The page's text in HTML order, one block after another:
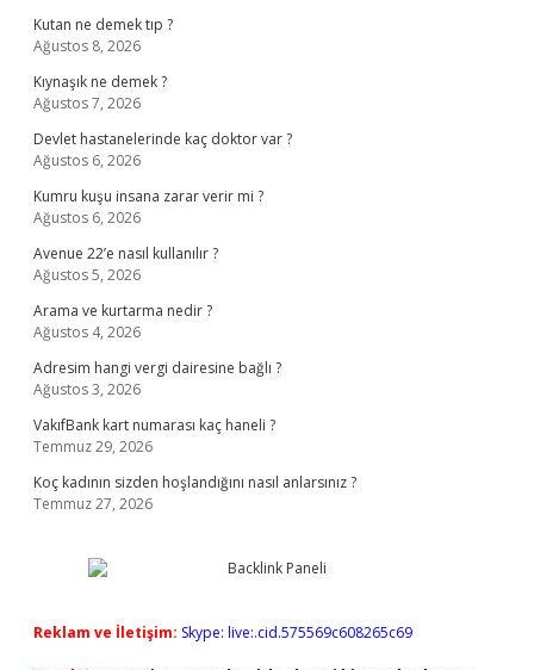
Kutan ne demek tıp ?
Ağustos 8, 2026
Kıynaşık ne demek ?
Ağustos 7, 2026
Devlet hastanelerinde kaç doktor var ?
Ağustos 6, 2026
Kumru kuşu insana zarar verir mi ?
Ağustos 6, 2026
Avenue 22’e nasıl kullanılır ?
Ağustos 5, 2026
Arama ve kurtarma nedir ?
Ağustos 4, 2026
Adresim hangi vergi dairesine bağlı ?
Ağustos 3, 2026
VakıfBank kart numarası kaç haneli ?
Temmuz 29, 2026
Koç kadının sizden hoşlandığını nasıl anlarsınız ?
Temmuz 27, 2026
Reklam ve İletişim: Skype: live:.cid.575569c608265c69